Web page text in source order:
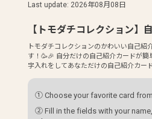
Last update: 2026年08月08日
【トモダチコレクション】
トモダチコレクションのかわいい自己
す！🥳🎉 自分だけの自己紹介カードが
字入れをしてあなただけの自己紹介カー
① Choose your favorite card
② Fill in the fields with your